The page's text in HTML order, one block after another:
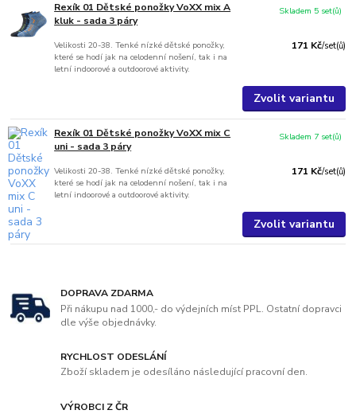
Rexík 01 Dětské ponožky VoXX mix A
kluk - sada 3 páry
Velikosti 20-38. Tenké nízké dětské ponožky,
které se hodí jak na celodenní nošení, tak i na
letní indoorové a outdoorové aktivity.
171 Kč/set(ů)
Skladem 5 set(ů)
Zvolit variantu
Rexík 01 Dětské ponožky VoXX mix C
uni - sada 3 páry
Velikosti 20-38. Tenké nízké dětské ponožky,
které se hodí jak na celodenní nošení, tak i na
letní indoorové a outdoorové aktivity.
171 Kč/set(ů)
Skladem 7 set(ů)
Zvolit variantu
DOPRAVA ZDARMA
Při nákupu nad 1000,- do výdejních míst PPL. Ostatní dopravci
dle výše objednávky.
RYCHLOST ODESLÁNÍ
Zboží skladem je odesíláno následující pracovní den.
VÝROBCI Z ČR